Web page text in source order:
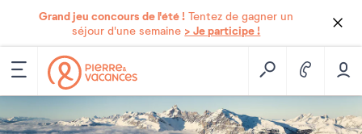
Grand jeu concours de l'été ! Tentez de gagner un
séjour d'une semaine > Je participe !